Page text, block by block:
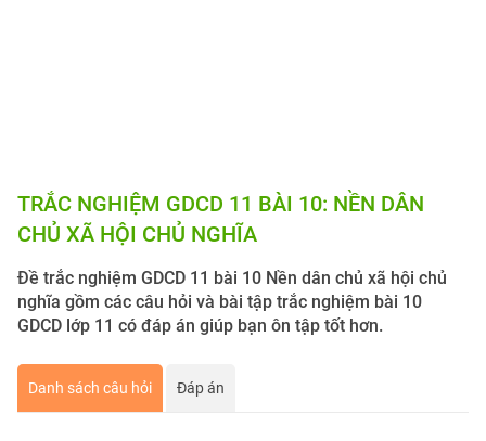
TRẮC NGHIỆM GDCD 11 BÀI 10: NỀN DÂN
CHỦ XÃ HỘI CHỦ NGHĨA
Đề trắc nghiệm GDCD 11 bài 10 Nền dân chủ xã hội chủ
nghĩa gồm các câu hỏi và bài tập trắc nghiệm bài 10
GDCD lớp 11 có đáp án giúp bạn ôn tập tốt hơn.
Danh sách câu hỏi Đáp án